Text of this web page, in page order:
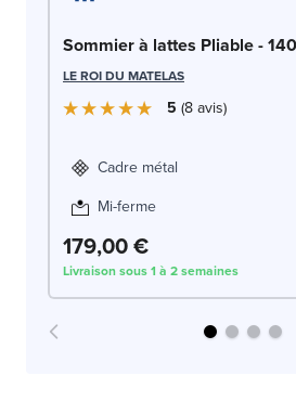
Sommier à lattes Pliable -
LE ROI DU MATELAS
5 8avis
Cadre métal
Mi-ferme
179,00 €
Livraison sous 1 à 2 semaines